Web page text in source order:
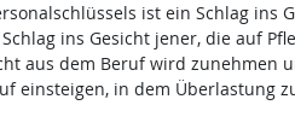
ist ein Schlag ins
ins Gesicht jener, die auf
aus dem Beruf wird zunehmen
einsteigen, in dem Überlastung